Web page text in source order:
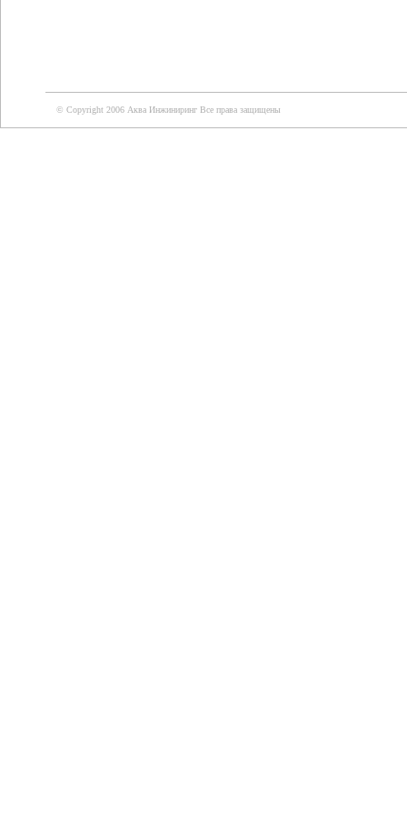
© Copyright 2006 Аква Инжиниринг Все права защищены